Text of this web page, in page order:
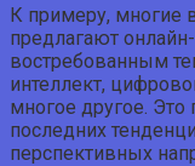
К примеру, многие
предлагают
востребованным
интеллект,
многое другое. Это
последних
перспективных